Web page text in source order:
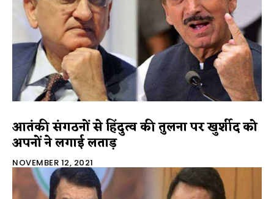
आतंकी संगठनों से हिंदुत्व की तुलना पर खुर्शीद को
अपनों ने लगाई लताड़
NOVEMBER 12, 2021